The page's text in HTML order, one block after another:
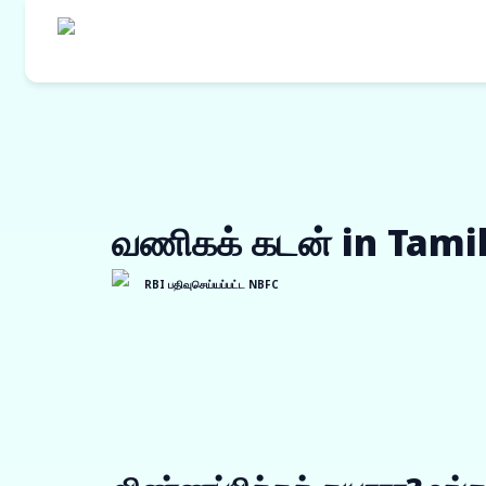
ஒர்க் ஆர்டர்
வணிகக் கடன் in
RBI பதிவுசெய்யப்பட்ட NBFC